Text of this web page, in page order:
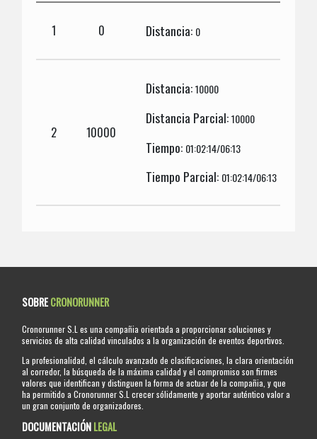
1 0 Distancia: 0
2 10000
Distancia:10000
Distancia Parcial:10000
Tiempo: 01:02:14/06:13
Tiempo Parcial: 01:02:14/06:13
SOBRECRONORUNNER
Cronorunner S.L es una compañia orientada a proporcionar soluciones y
servicios de alta calidad vinculados a la organización de eventos deportivos.
La profesionalidad, el cálculo avanzado de clasificaciones, la clara orientación
al corredor, la búsqueda de la máxima calidad y el compromiso son firmes
valores que identifican y distinguen la forma de actuar de la compañia, y que
ha permitido a Cronorunner S.L crecer sólidamente y aportar auténtico valor a
un gran conjunto de organizadores.
DOCUMENTACIÓNLEGAL